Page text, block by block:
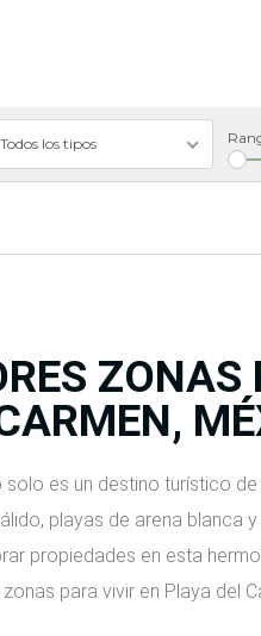
Todos los tipos
ZONAS
solo es un destino turístico
playas de arena blanca
propiedades en esta
para vivir en Playa del